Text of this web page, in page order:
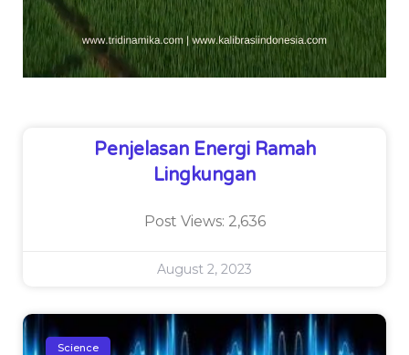
Penjelasan Energi Ramah
Lingkungan
Post Views: 2,636
August 2, 2023
Science